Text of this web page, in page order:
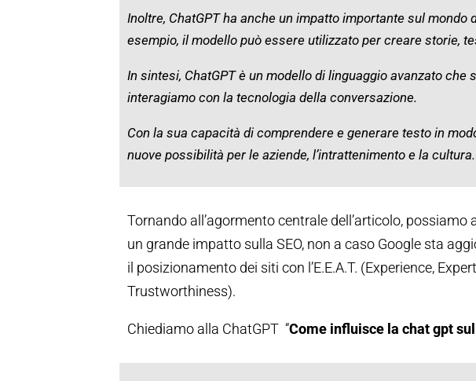
Inoltre, ChatGPT ha anche un impatto importante sul mondo
esempio, il modello può essere utilizzato per creare storie,
In sintesi, ChatGPT è un modello di linguaggio avanzato che
interagiamo con la tecnologia della conversazione.
Con la sua capacità di comprendere e generare testo in
nuove possibilità per le aziende, l’intrattenimento e la cultura.
Tornando all’agormento centrale dell’articolo,
un grande impatto sulla SEO, non a caso Google sta
il posizionamento dei siti con l’E.E.A.T. (Experience,
Trustworthiness).
Chiediamo alla ChatGPT “Come influisce la chat gpt